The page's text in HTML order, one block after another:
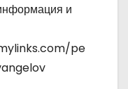
и
pe